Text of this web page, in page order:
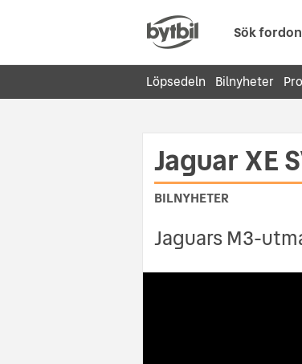
Sök fordon
Löpsedeln Bilnyheter
Jaguar XE
BILNYHETER
Jaguars M3-